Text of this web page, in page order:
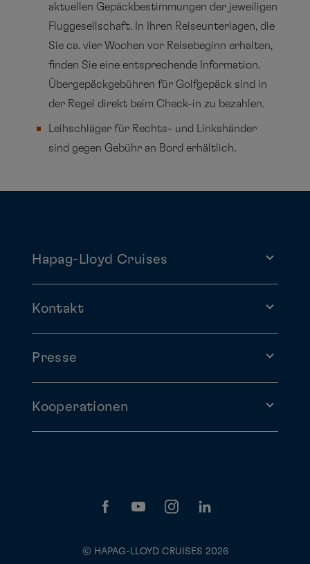
aktuellen Gepäckbestimmungen der jeweiligen
Fluggesellschaft. In Ihren Reiseunterlagen, die
Sie ca. vier Wochen vor Reisebeginn erhalten,
finden Sie eine entsprechende Information.
Übergepäckgebühren für Golfgepäck sind in
der Regel direkt beim Check-in zu bezahlen.
Leihschläger für Rechts- und Linkshänder
sind gegen Gebühr an Bord erhältlich.
Hapag-Lloyd Cruises
Kontakt
Presse
Kooperationen
© HAPAG-LLOYD CRUISES 2026